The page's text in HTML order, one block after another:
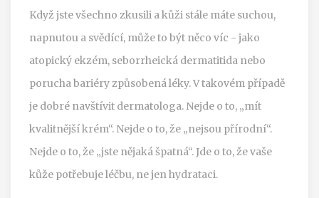
Když jste všechno zkusili a kůži stále máte suchou,
napnutou a svědící, může to být něco víc - jako
atopický ekzém, seborrheická dermatitida nebo
porucha bariéry způsobená léky. V takovém případě
je dobré navštívit dermatologa. Nejde o to, „mít
kvalitnější krém“. Nejde o to, že „nejsou přírodní“.
Nejde o to, že „jste nějaká špatná“. Jde o to, že vaše
kůže potřebuje léčbu, ne jen hydrataci.